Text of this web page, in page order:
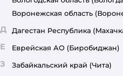
Воронежская область
Д Дагестан Республика
Е Еврейская АО (Биробиджан)
З Забайкальский край (Чита)